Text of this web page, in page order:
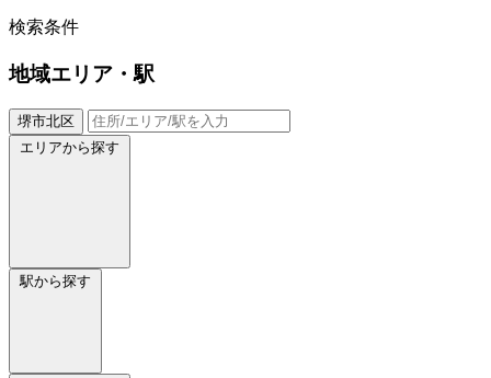
検索条件
地域エリア・駅
堺市北区
エリアから探す
駅から探す